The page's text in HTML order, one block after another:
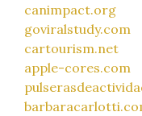
canimpact.org
goviralstudy.com
cartourism.net
apple-cores.com